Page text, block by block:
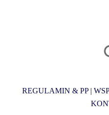
REGULAMIN & PP|